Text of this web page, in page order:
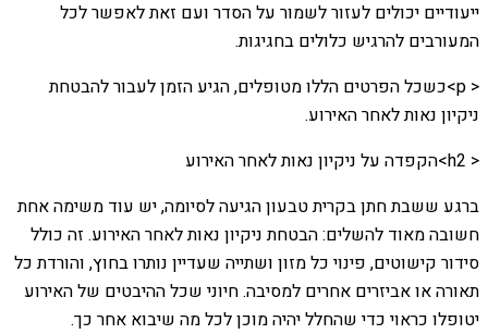
ייעודיים יכולים לעזור לשמור על הסדר ועם זאת לאפשר לכל
המעורבים להרגיש כלולים בחגיגות.
< p>כשכל הפרטים הללו מטופלים, הגיע הזמן לעבור להבטחת
ניקיון נאות לאחר האירוע.
< h2>הקפדה על ניקיון נאות לאחר האירוע
ברגע ששבת חתן בקרית טבעון הגיעה לסיומה, יש עוד משימה אחת
חשובה מאוד להשלים: הבטחת ניקיון נאות לאחר האירוע. זה כולל
סידור קישוטים, פינוי כל מזון ושתייה שעדיין נותרו בחוץ, והורדת כל
תאורה או אביזרים אחרים למסיבה. חיוני שכל ההיבטים של האירוע
יטופלו כראוי כדי שהחלל יהיה מוכן לכל מה שיבוא אחר כך.